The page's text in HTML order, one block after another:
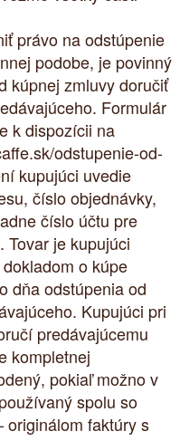
právo na odstúpenie
podobe, je povinný
kúpnej zmluvy doručiť
Formulár
k dispozícii na
odstupenie-od-
kupujúci uvedie
číslo objednávky,
číslo účtu pre
Tovar je kupujúci
o kúpe
dňa odstúpenia od
Kupujúci pri
predávajúcemu
kompletnej
pokiaľ možno v
spolu so
originálom faktúry s